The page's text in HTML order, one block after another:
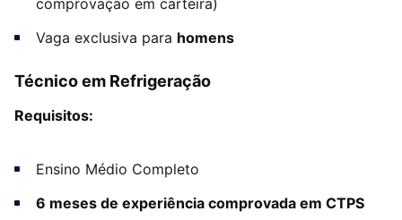
comprovação em carteira)
Vaga exclusiva para homens
Técnico em Refrigeração
Requisitos:
Ensino Médio Completo
6 meses de experiência comprovada em CTPS